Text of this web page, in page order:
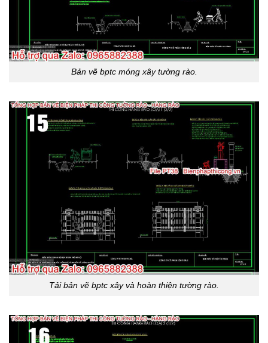
Bản vẽ bptc móng xây tường rào.
Tải bản vẽ bptc xây và hoàn thiện tường rào.